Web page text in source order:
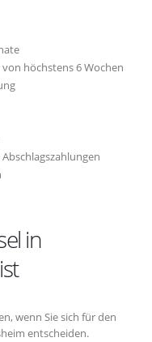
höchstens 6 Wochen
in
wenn Sie sich für den
entscheiden.